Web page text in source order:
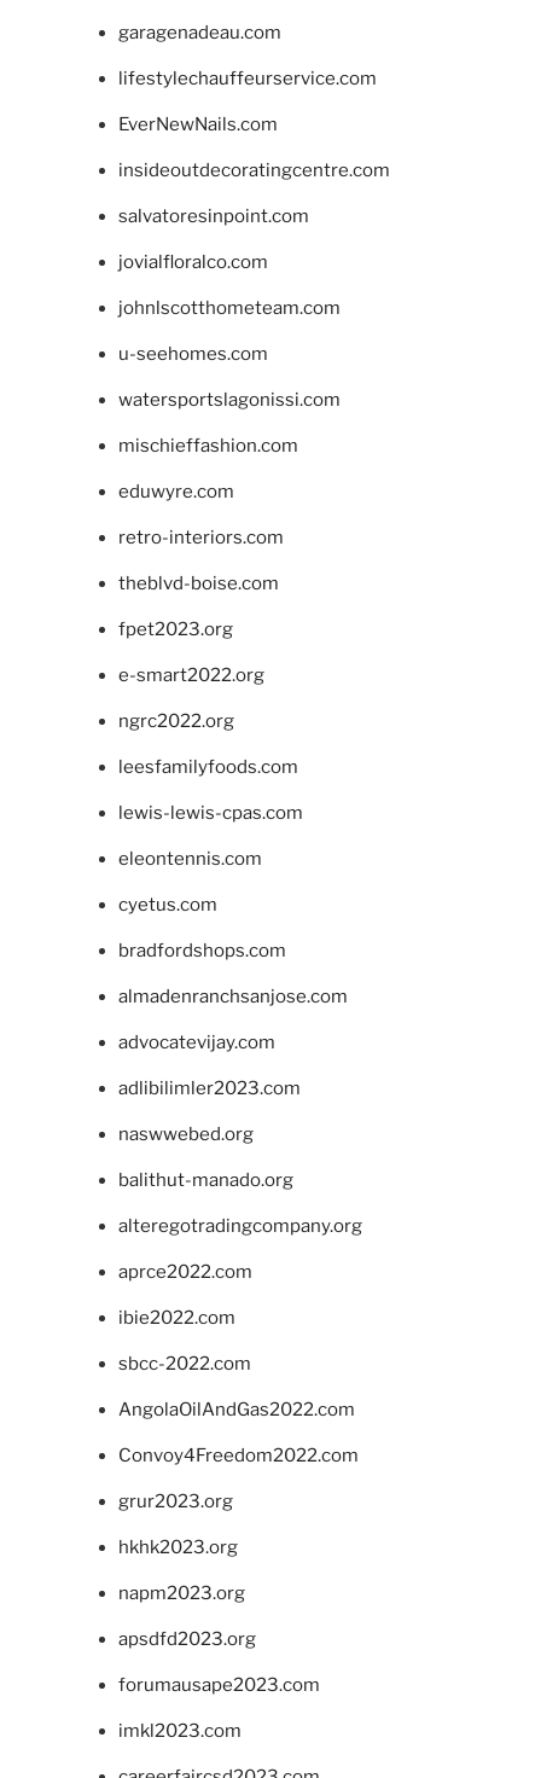
garagenadeau.com
lifestylechauffeurservice.com
EverNewNails.com
insideoutdecoratingcentre.com
salvatoresinpoint.com
jovialfloralco.com
johnlscotthometeam.com
u-seehomes.com
watersportslagonissi.com
mischieffashion.com
eduwyre.com
retro-interiors.com
theblvd-boise.com
fpet2023.org
e-smart2022.org
ngrc2022.org
leesfamilyfoods.com
lewis-lewis-cpas.com
eleontennis.com
cyetus.com
bradfordshops.com
almadenranchsanjose.com
advocatevijay.com
adlibilimler2023.com
naswwebed.org
balithut-manado.org
alteregotradingcompany.org
aprce2022.com
ibie2022.com
sbcc-2022.com
AngolaOilAndGas2022.com
Convoy4Freedom2022.com
grur2023.org
hkhk2023.org
napm2023.org
apsdfd2023.org
forumausape2023.com
imkl2023.com